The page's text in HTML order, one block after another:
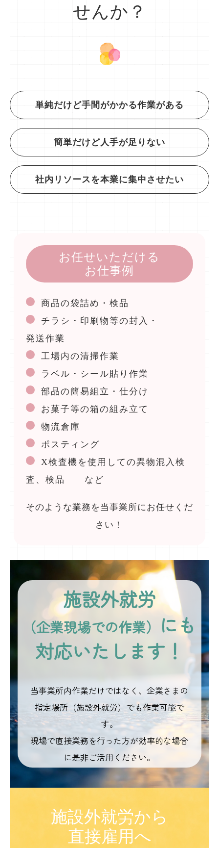
せんか？
単純だけど手間がかかる作業がある
簡単だけど人手が足りない
社内リソースを本業に集中させたい
お任せいただける
お仕事例
商品の袋詰め・検品
チラシ・印刷物等の封入・
発送作業
工場内の清掃作業
ラベル・シール貼り作業
部品の簡易組立・仕分け
お菓子等の箱の組み立て
物流倉庫
ポスティング
X検査機を使用しての異物混入検
査、検品 など
そのような業務を当事業所にお任せくだ
さい！
施設外就労
（企業現場での作業） にも
対応いたします！
当事業所内作業だけではなく、企業さまの
指定場所（施設外就労）でも作業可能で
す。
現場で直接業務を行った方が効率的な場合
に是非ご活用ください。
施設外就労から
直接雇用へ